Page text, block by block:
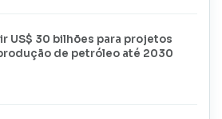
US$ 30 bilhões para projetos
de petróleo até 2030